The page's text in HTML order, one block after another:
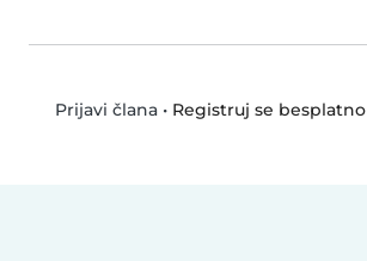
Prijavi člana• Registruj se besplatno